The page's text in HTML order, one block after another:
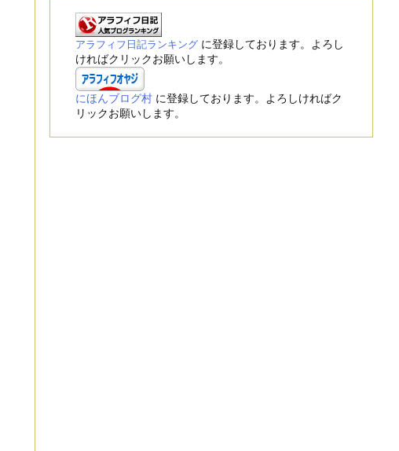
アラフィフ日記ランキング に登録しております。よろし
ければクリックお願いします。
にほんブログ村 に登録しております。よろしければク
リックお願いします。